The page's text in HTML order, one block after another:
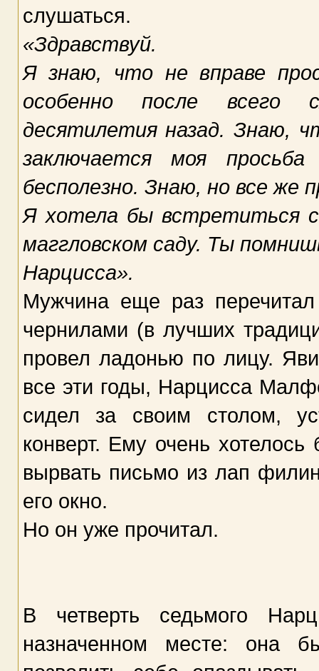
слушаться.
«Здравствуй.
Я знаю, что не вправе
особенно после всего
десятилетия назад. Знаю,
заключается моя
бесполезно. Знаю, но все же
Я хотела бы встретиться
маггловском саду. Ты
Нарцисса».
Мужчина еще раз
чернилами (в лучших
провел ладонью по лицу.
все эти годы, Нарцисса
сидел за своим столом,
конверт. Ему очень
вырвать письмо из лап
его окно.
Но он уже прочитал.
В четверть седьмого
назначенном месте: она